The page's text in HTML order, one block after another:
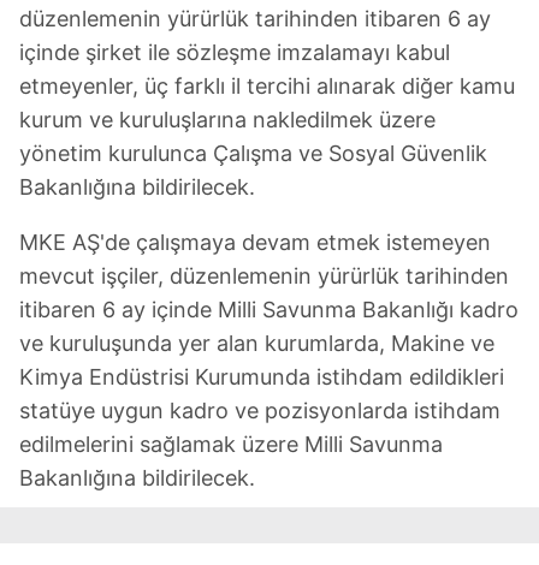
düzenlemenin yürürlük tarihinden itibaren 6 ay
içinde şirket ile sözleşme imzalamayı kabul
etmeyenler, üç farklı il tercihi alınarak diğer kamu
kurum ve kuruluşlarına nakledilmek üzere
yönetim kurulunca Çalışma ve Sosyal Güvenlik
Bakanlığına bildirilecek.
MKE AŞ'de çalışmaya devam etmek istemeyen
mevcut işçiler, düzenlemenin yürürlük tarihinden
itibaren 6 ay içinde Milli Savunma Bakanlığı kadro
ve kuruluşunda yer alan kurumlarda, Makine ve
Kimya Endüstrisi Kurumunda istihdam edildikleri
statüye uygun kadro ve pozisyonlarda istihdam
edilmelerini sağlamak üzere Milli Savunma
Bakanlığına bildirilecek.